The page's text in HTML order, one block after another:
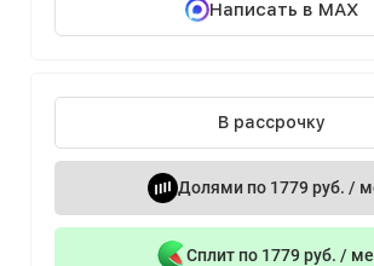
Написать в MAX
В рассрочку
Долями по 1779 руб. /
Сплит по 1779 руб. /